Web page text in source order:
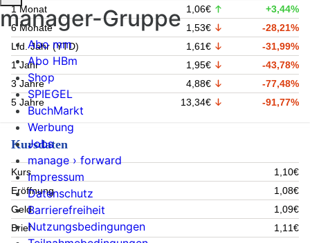
1 Monat
1,06€
+3,44%
6 Monate
1,53€
-28,21%
Lfd. Jahr (YTD)
1,61€
-31,99%
1 Jahr
1,95€
-43,78%
3 Jahre
4,88€
-77,48%
5 Jahre
13,34€ -91,77%
Kursdaten
Kurs
1,10€
Eröffnung
1,08€
Geld
1,09€
Brief
1,11€
manager-Gruppe
Abo mm
Abo HBm
Shop
SPIEGEL
BuchMarkt
Werbung
Jobs
manage › forward
Impressum
Datenschutz
Barrierefreiheit
Nutzungsbedingungen